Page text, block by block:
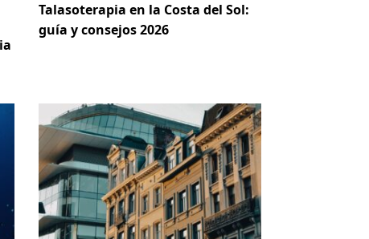
Talasoterapia en la Costa del Sol:
guía y consejos 2026